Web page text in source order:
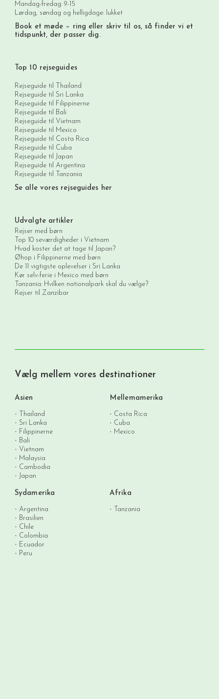
Mandag-fredag: 9-15
Lørdag, søndag og helligdage: lukket
Book et møde – ring eller skriv til os, så finder vi et
tidspunkt, der passer dig.
Top 10 rejseguides
Rejseguide til Thailand
Rejseguide til Sri Lanka
Rejseguide til Filippinerne
Rejseguide til Bali
Rejseguide til Vietnam
Rejseguide til Mexico
Rejseguide til Costa Rica
Rejseguide til Cuba
Rejseguide til Japan
Rejseguide til Argentina
Rejseguide til Tanzania
Se alle vores rejseguides her
Udvalgte artikler
Rejser med børn
Top 10 seværdigheder i Vietnam
Hvad koster det at tage til Japan?
Øhop i Filippinerne med børn
De 11 vigtigste oplevelser i Sri Lanka
Kør selv-ferie i Mexico med børn
Tanzania: Hvilken nationalpark skal du vælge?
Rejser til Zanzibar
Vælg mellem vores destinationer
Asien
Thailand
Sri Lanka
Filippinerne
Bali
Vietnam
Malaysia
Cambodia
Japan
Mellemamerika
Costa Rica
Cuba
Mexico
Sydamerika
Argentina
Brasilien
Chile
Colombia
Ecuador
Peru
Afrika
Tanzania